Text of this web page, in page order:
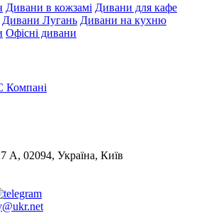
Дивани в кожзамі Дивани для кафе
Дивани Лугань Дивани на кухню
Офісні дивани
А, 02094, Україна, Київ